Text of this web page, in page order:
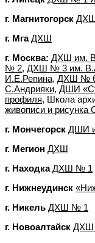
г. Магнитогорск
г. Мга ДХШ
г. Москва: ДХШ им.
№ 2, ДХШ № 3 им.
И.Е.Репина, ДХШ №
С.Андрияки, ДШИ
профиля, Школа
живописи и рисунка
г. Мончегорск ДШИ
г. Мегион ДХШ
г. Находка ДХШ № 1
г. Нижнеудинск
г. Никель ДХШ № 1
г. Новоалтайск ДХШ